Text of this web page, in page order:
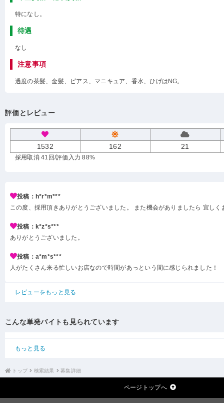
特になし。
待遇
なし
注意事項
過度の茶髪、金髪、ピアス、マニキュア、香水、ひげはNG。
評価とレビュー
1532 162 21
採用取消 41回/評価入力 88%
投稿：h*r*m***
この度、採用頂きありがとうございました。 また機会がありましたら 宜しく
投稿：k*z*s***
ありがとうございました。
投稿：a*m*s***
人がたくさん来る忙しいお店なので時間があっという間に感じられました！
レビューをもっと見る
こんな単発バイトも見られています
もっと見る
トップ 検索結果 募集詳細
ページトップへ